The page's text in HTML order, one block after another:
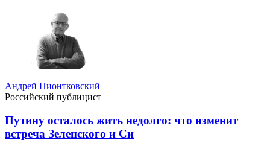
Андрей Пионтковский
Российский публицист
Путину осталось жить недолго: что изменит
встреча Зеленского и Си